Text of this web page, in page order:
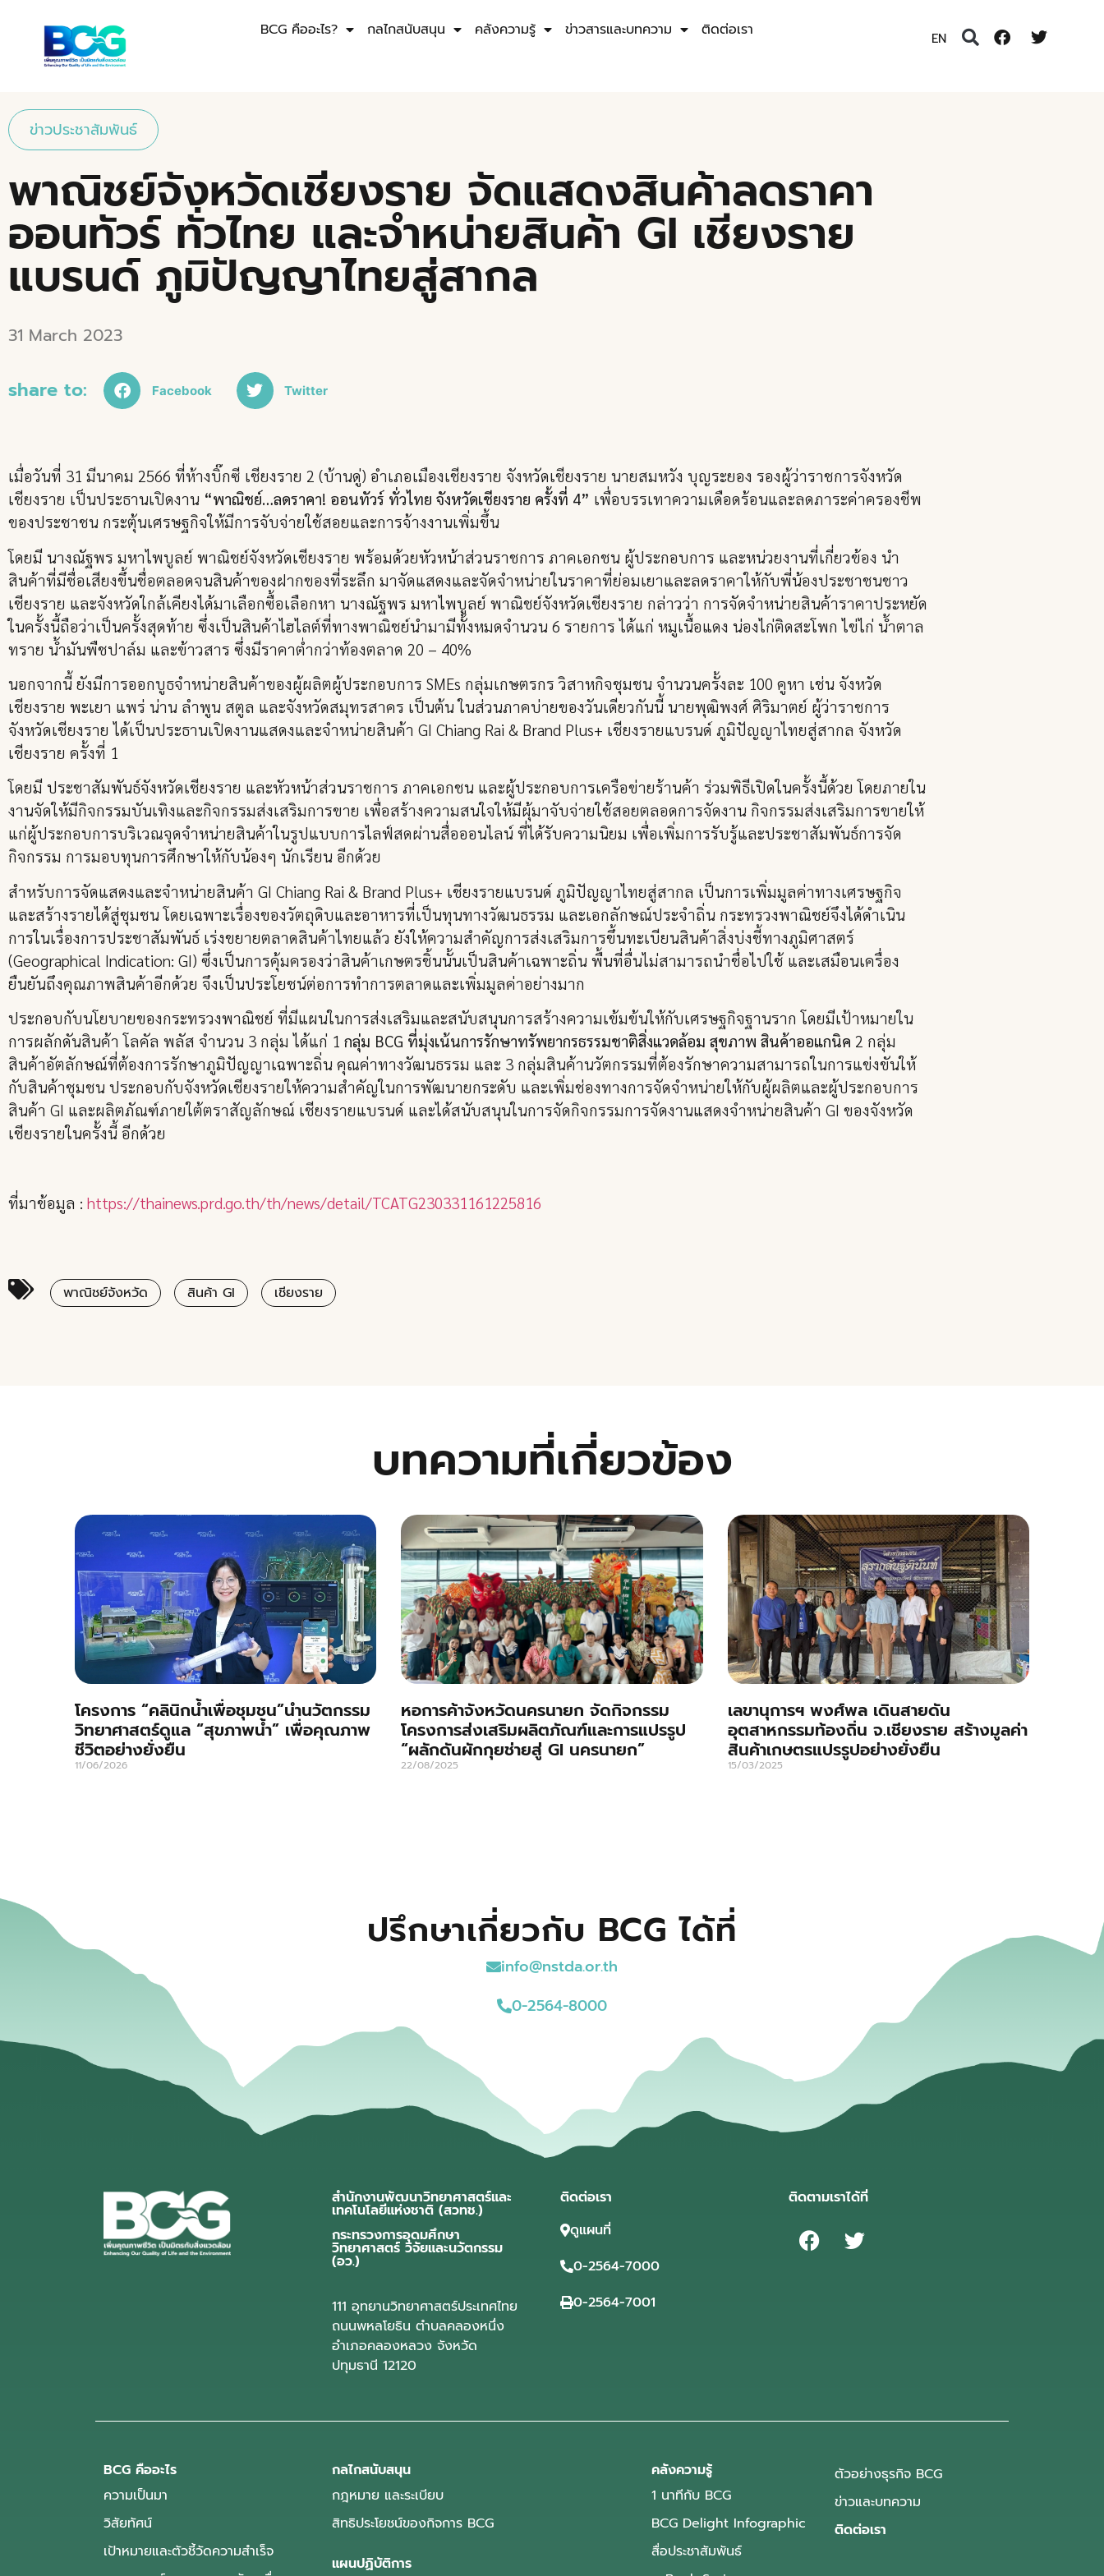
BCG คืออะไร? กลไกสนับสนุน คลังความรู้ ข่าวสารและบทความ ติดต่อเรา EN
ข่าวประชาสัมพันธ์
พาณิชย์จังหวัดเชียงราย จัดแสดงสินค้าลดราคา
ออนทัวร์ ทั่วไทย และจำหน่ายสินค้า GI เชียงราย
แบรนด์ ภูมิปัญญาไทยสู่สากล
31 March 2023
share to: Facebook Twitter
เมื่อวันที่ 31 มีนาคม 2566 ที่ห้างบิ๊กซี เชียงราย 2 (บ้านดู่) อำเภอเมืองเชียงราย จังหวัดเชียงราย นายสมหวัง บุญระยอง รองผู้ว่าราชการจังหวัด
เชียงราย เป็นประธานเปิดงาน “พาณิชย์…ลดราคา! ออนทัวร์ ทั่วไทย จังหวัดเชียงราย ครั้งที่ 4” เพื่อบรรเทาความเดือดร้อนและลดภาระค่าครองชีพ
ของประชาชน กระตุ้นเศรษฐกิจให้มีการจับจ่ายใช้สอยและการจ้างงานเพิ่มขึ้น
โดยมี นางณัฐพร มหาไพบูลย์ พาณิชย์จังหวัดเชียงราย พร้อมด้วยหัวหน้าส่วนราชการ ภาคเอกชน ผู้ประกอบการ และหน่วยงานที่เกี่ยวข้อง นำ
สินค้าที่มีชื่อเสียงขึ้นชื่อตลอดจนสินค้าของฝากของที่ระลึก มาจัดแสดงและจัดจำหน่ายในราคาที่ย่อมเยาและลดราคาให้กับพี่น้องประชาชนชาว
เชียงราย และจังหวัดใกล้เคียงได้มาเลือกซื้อเลือกหา นางณัฐพร มหาไพบูลย์ พาณิชย์จังหวัดเชียงราย กล่าวว่า การจัดจำหน่ายสินค้าราคาประหยัด
ในครั้งนี้ถือว่าเป็นครั้งสุดท้าย ซึ่งเป็นสินค้าไฮไลต์ที่ทางพาณิชย์นำมามีทั้งหมดจำนวน 6 รายการ ได้แก่ หมูเนื้อแดง น่องไก่ติดสะโพก ไข่ไก่ น้ำตาล
ทราย น้ำมันพืชปาล์ม และข้าวสาร ซึ่งมีราคาต่ำกว่าท้องตลาด 20 – 40%
นอกจากนี้ ยังมีการออกบูธจำหน่ายสินค้าของผู้ผลิตผู้ประกอบการ SMEs กลุ่มเกษตรกร วิสาหกิจชุมชน จำนวนครั้งละ 100 คูหา เช่น จังหวัด
เชียงราย พะเยา แพร่ น่าน ลำพูน สตูล และจังหวัดสมุทรสาคร เป็นต้น ในส่วนภาคบ่ายของวันเดียวกันนี้ นายพุฒิพงศ์ ศิริมาตย์ ผู้ว่าราชการ
จังหวัดเชียงราย ได้เป็นประธานเปิดงานแสดงและจำหน่ายสินค้า GI Chiang Rai & Brand Plus+ เชียงรายแบรนด์ ภูมิปัญญาไทยสู่สากล จังหวัด
เชียงราย ครั้งที่ 1
โดยมี ประชาสัมพันธ์จังหวัดเชียงราย และหัวหน้าส่วนราชการ ภาคเอกชน และผู้ประกอบการเครือข่ายร้านค้า ร่วมพิธีเปิดในครั้งนี้ด้วย โดยภายใน
งานจัดให้มีกิจกรรมบันเทิงและกิจกรรมส่งเสริมการขาย เพื่อสร้างความสนใจให้มีผุ้มาจับจ่ายใช้สอยตลอดการจัดงาน กิจกรรมส่งเสริมการขายให้
แก่ผู้ประกอบการบริเวณจุดจำหน่ายสินค้าในรูปแบบการไลฟ์สดผ่านสื่อออนไลน์ ที่ได้รับความนิยม เพื่อเพิ่มการรับรู้และประชาสัมพันธ์การจัด
กิจกรรม การมอบทุนการศึกษาให้กับน้องๆ นักเรียน อีกด้วย
สำหรับการจัดแสดงและจำหน่ายสินค้า GI Chiang Rai & Brand Plus+ เชียงรายแบรนด์ ภูมิปัญญาไทยสู่สากล เป็นการเพิ่มมูลค่าทางเศรษฐกิจ
และสร้างรายได้สู่ชุมชน โดยเฉพาะเรื่องของวัตถุดิบและอาหารที่เป็นทุนทางวัฒนธรรม และเอกลักษณ์ประจำถิ่น กระทรวงพาณิชย์จึงได้ดำเนิน
การในเรื่องการประชาสัมพันธ์ เร่งขยายตลาดสินค้าไทยแล้ว ยังให้ความสำคัญการส่งเสริมการขึ้นทะเบียนสินค้าสิ่งบ่งชี้ทางภูมิศาสตร์
(Geographical Indication: GI) ซึ่งเป็นการคุ้มครองว่าสินค้าเกษตรชิ้นนั้นเป็นสินค้าเฉพาะถิ่น พื้นที่อื่นไม่สามารถนำชื่อไปใช้ และเสมือนเครื่อง
ยืนยันถึงคุณภาพสินค้าอีกด้วย จึงเป็นประโยชน์ต่อการทำการตลาดและเพิ่มมูลค่าอย่างมาก
ประกอบกับนโยบายของกระทรวงพาณิชย์ ที่มีแผนในการส่งเสริมและสนับสนุนการสร้างความเข้มข้นให้กับเศรษฐกิจฐานราก โดยมีเป้าหมายใน
การผลักดันสินค้า โลคัล พลัส จำนวน 3 กลุ่ม ได้แก่ 1 กลุ่ม BCG ที่มุ่งเน้นการรักษาทรัพยากรธรรมชาติสิ่งแวดล้อม สุขภาพ สินค้าออแกนิค 2 กลุ่ม
สินค้าอัตลักษณ์ที่ต้องการรักษาภูมิปัญญาเฉพาะถิ่น คุณค่าทางวัฒนธรรม และ 3 กลุ่มสินค้านวัตกรรมที่ต้องรักษาความสามารถในการแข่งขันให้
กับสินค้าชุมชน ประกอบกับจังหวัดเชียงรายให้ความสำคัญในการพัฒนายกระดับ และเพิ่มช่องทางการจัดจำหน่ายให้กับผู้ผลิตและผู้ประกอบการ
สินค้า GI และผลิตภัณฑ์ภายใต้ตราสัญลักษณ์ เชียงรายแบรนด์ และได้สนับสนุนในการจัดกิจกรรมการจัดงานแสดงจำหน่ายสินค้า GI ของจังหวัด
เชียงรายในครั้งนี้ อีกด้วย
ที่มาข้อมูล : https://thainews.prd.go.th/th/news/detail/TCATG230331161225816
พาณิชย์จังหวัด สินค้า GI เชียงราย
บทความที่เกี่ยวข้อง
โครงการ “คลินิกน้ำเพื่อชุมชน”นำนวัตกรรม
วิทยาศาสตร์ดูแล “สุขภาพน้ำ” เพื่อคุณภาพ
ชีวิตอย่างยั่งยืน
11/06/2026
หอการค้าจังหวัดนครนายก จัดกิจกรรม
โครงการส่งเสริมผลิตภัณฑ์และการแปรรูป
“ผลักดันผักกุยช่ายสู่ GI นครนายก”
22/08/2025
เลขานุการฯ พงศ์พล เดินสายดัน
อุตสาหกรรมท้องถิ่น จ.เชียงราย สร้างมูลค่า
สินค้าเกษตรแปรรูปอย่างยั่งยืน
15/03/2025
ปรึกษาเกี่ยวกับ BCG ได้ที่
info@nstda.or.th
0-2564-8000
สำนักงานพัฒนาวิทยาศาสตร์และ
เทคโนโลยีแห่งชาติ (สวทช.)
กระทรวงการอุดมศึกษา
วิทยาศาสตร์ วิจัยและนวัตกรรม
(อว.)
111 อุทยานวิทยาศาสตร์ประเทศไทย
ถนนพหลโยธิน ตำบลคลองหนึ่ง
อำเภอคลองหลวง จังหวัด
ปทุมธานี 12120
ติดต่อเรา
ดูแผนที่
0-2564-7000
0-2564-7001
ติดตามเราได้ที่
BCG คืออะไร
ความเป็นมา
วิสัยทัศน์
เป้าหมายและตัวชี้วัดความสำเร็จ
กลไกสนับสนุน
กฎหมาย และระเบียบ
สิทธิประโยชน์ของกิจการ BCG
แผนปฏิบัติการ
คลังความรู้
1 นาทีกับ BCG
BCG Delight Infographic
สื่อประชาสัมพันธ์
ตัวอย่างธุรกิจ BCG
ข่าวและบทความ
ติดต่อเรา